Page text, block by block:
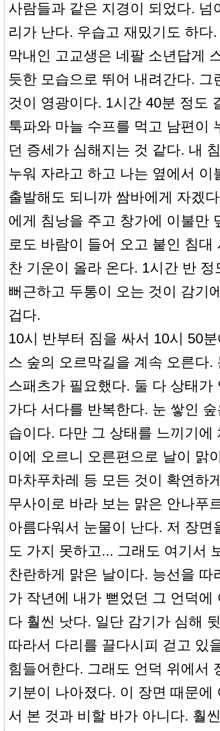
사람들과 같은 지경이 되었다. 넘
리가 난다. 우습고 재밌기도 하다
막내인 고교생은 네팔 소년답게
듯한 모습으로 뛰어 내려간다. 그
것이 영광이다. 1시간 40분 정도
툭파와 마늘 수프를 먹고 남편이
던 증세가 심해지는 것 같다. 내
누워 자라고 하고 나는 옆에서 이
출발해도 되니까 쌈바에게 자겠
에게 침낭을 주고 창가에 이불만
로도 바람이 들어 오고 붙인 침
찬 기운이 올라 온다. 1시간 반
뻐근하고 두통이 오는 것이 감기
겁다.
10시 반부터 짐을 싸서 10시 50
스 숲의 오르막길을 계속 오른다.
스패츠가 필요했다. 둘 다 상태가
가다 서다를 반복한다. 눈 쌓인
습이다. 다만 그 상태를 느끼기에
이에 오르니 오른편으로 날이 맑
마차푸차레 등 모든 것이 확연하
무사이로 바라 보는 맑은 안나푸
아름다워서 눈물이 난다. 저 장면
도 가지 못하고... 그래도 여기서
찬란하게 맑은 날이다. 능선을 따
가 작년에 내가 뻗었던 그 언덕에
다 훨씬 낫다. 일단 감기가 심해
따라서 다리를 끌다시피 걷고 있
힘들어한다. 그래도 언덕 위에서
기분이 나아졌다. 이 장면 때문에
서 본 것과 비할 바가 아니다. 훨